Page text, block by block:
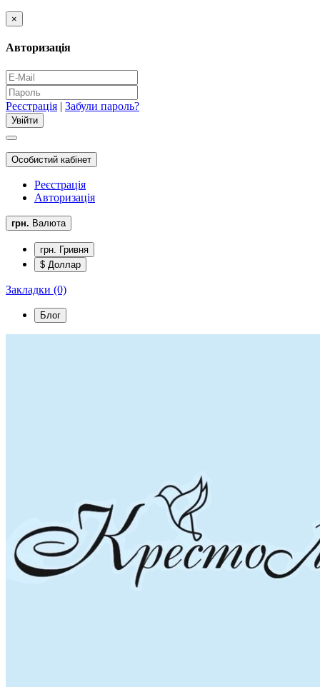
×
Авторизація
Реєстрація | Забули пароль?
Особистий кабінет
Реєстрація
Авторизація
грн. Валюта
грн. Гривня
$ Доллар
Закладки (0)
Блог